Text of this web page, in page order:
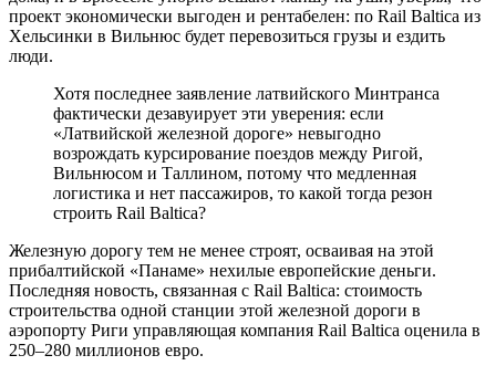
проект экономически выгоден и рентабелен: по Rail Baltica из
Хельсинки в Вильнюс будет перевозиться грузы и ездить
люди.
Хотя последнее заявление латвийского Минтранса
фактически дезавуирует эти уверения: если
«Латвийской железной дороге» невыгодно
возрождать курсирование поездов между Ригой,
Вильнюсом и Таллином, потому что медленная
логистика и нет пассажиров, то какой тогда резон
строить Rail Baltica?
Железную дорогу тем не менее строят, осваивая на этой
прибалтийской «Панаме» нехилые европейские деньги.
Последняя новость, связанная с Rail Baltica: стоимость
строительства одной станции этой железной дороги в
аэропорту Риги управляющая компания Rail Baltica оценила в
250–280 миллионов евро.